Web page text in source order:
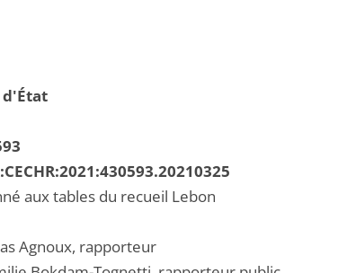
d'État
aux tables du recueil Lebon
Agnoux, rapporteur